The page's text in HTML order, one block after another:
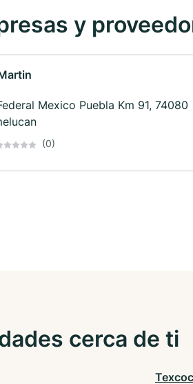
y
Mexico Puebla Km 91, 74080
(0)
cerca de ti